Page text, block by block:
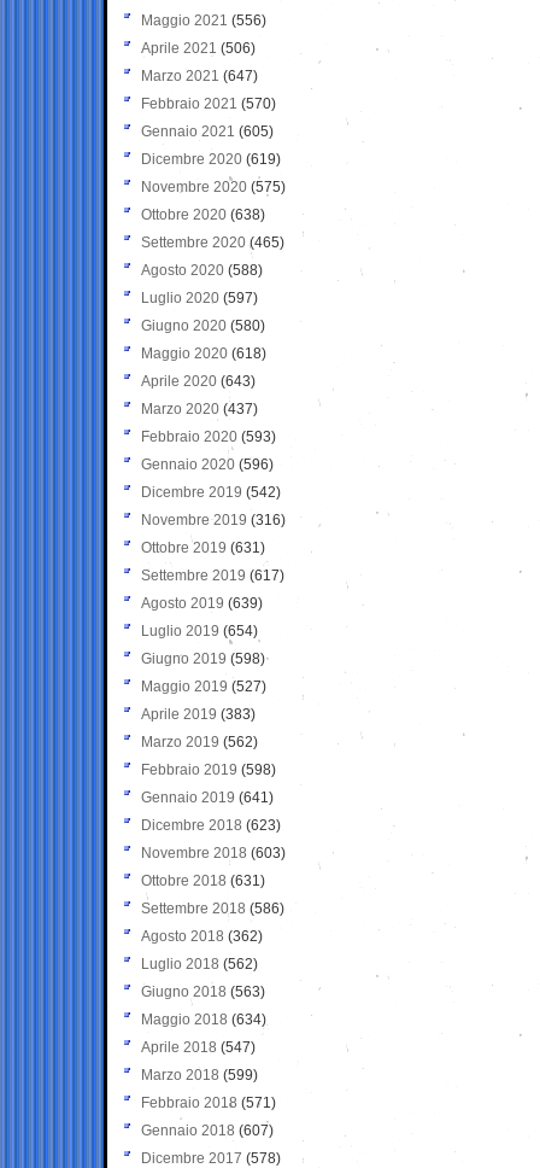
Maggio 2021 (556)
Aprile 2021 (506)
Marzo 2021 (647)
Febbraio 2021 (570)
Gennaio 2021 (605)
Dicembre 2020 (619)
Novembre 2020 (575)
Ottobre 2020 (638)
Settembre 2020(465)
Agosto 2020 (588)
Luglio 2020 (597)
Giugno 2020 (580)
Maggio 2020 (618)
Aprile 2020 (643)
Marzo 2020 (437)
Febbraio 2020 (593)
Gennaio 2020 (596)
Dicembre 2019 (542)
Novembre 2019 (316)
Ottobre 2019 (631)
Settembre 2019 (617)
Agosto 2019 (639)
Luglio 2019 (654)
Giugno 2019 (598)
Maggio 2019 (527)
Aprile 2019 (383)
Marzo 2019 (562)
Febbraio 2019 (598)
Gennaio 2019 (641)
Dicembre 2018 (623)
Novembre 2018 (603)
Ottobre 2018 (631)
Settembre 2018 (586)
Agosto 2018 (362)
Luglio 2018 (562)
Giugno 2018 (563)
Maggio 2018 (634)
Aprile 2018 (547)
Marzo 2018 (599)
Febbraio 2018 (571)
Gennaio 2018 (607)
Dicembre 2017 (578)